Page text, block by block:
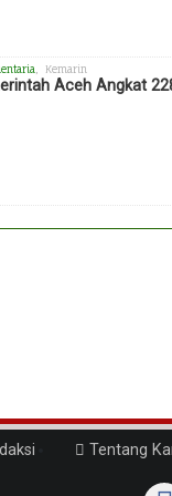
, Kemarin
Aceh Angkat
Tentang